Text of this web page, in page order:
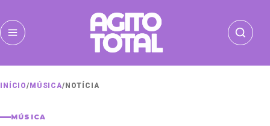
INÍCIO/ MÚSICA/ NOTÍCIA
MÚSICA